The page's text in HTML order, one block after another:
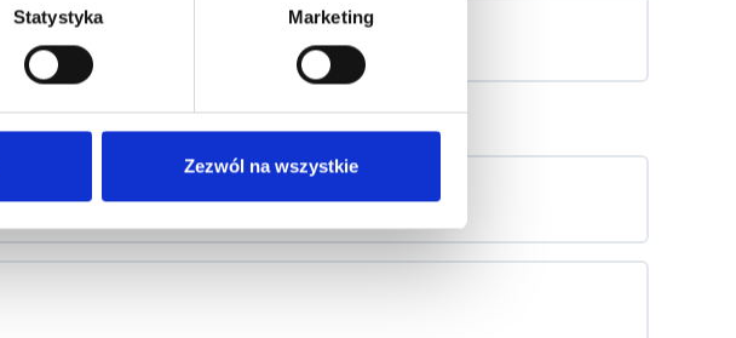
Statystyka Marketing
Zezwól na wszystkie